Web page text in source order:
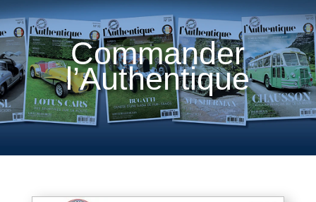
Commander
l’Authentique